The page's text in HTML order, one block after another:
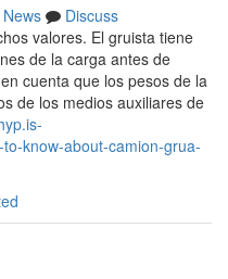
News
Discuss
valores. El gruista tiene
de la carga antes de
cuenta que los pesos de la
de los medios auxiliares de
know-about-camion-grua-